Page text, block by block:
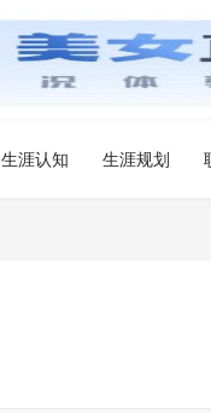
生涯认知 生涯规划